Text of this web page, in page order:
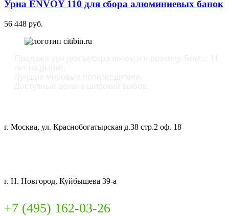
Урна ENVOY 110 для сбора алюминиевых банок
56 448 руб.
г. Москва, ул. Краснобогатырская д.38 стр.2 оф. 18
г. Н. Новгород, Куйбышева 39-а
+7 (495) 162-03-26